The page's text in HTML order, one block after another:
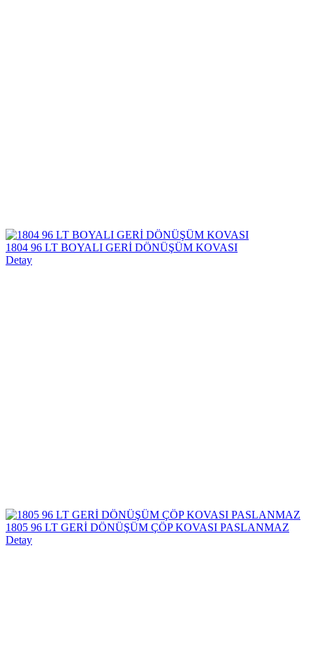
1804 96 LT BOYALI GERİ DÖNÜŞÜM KOVASI
Detay
1805 96 LT GERİ DÖNÜŞÜM ÇÖP KOVASI PASLANMAZ
Detay